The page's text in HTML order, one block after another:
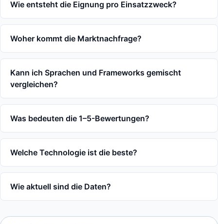
Wie entsteht die Eignung pro Einsatzzweck?
Woher kommt die Marktnachfrage?
Kann ich Sprachen und Frameworks gemischt
vergleichen?
Was bedeuten die 1–5-Bewertungen?
Welche Technologie ist die beste?
Wie aktuell sind die Daten?